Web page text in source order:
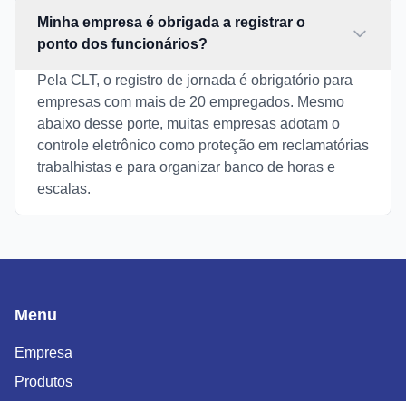
Minha empresa é obrigada a registrar o
ponto dos funcionários?
Pela CLT, o registro de jornada é obrigatório para
empresas com mais de 20 empregados. Mesmo
abaixo desse porte, muitas empresas adotam o
controle eletrônico como proteção em reclamatórias
trabalhistas e para organizar banco de horas e
escalas.
Menu
Empresa
Produtos